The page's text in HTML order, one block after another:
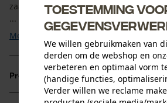
zaagsnede en de eenvoud in gebruik.
...
Meer tonen
Productvoordelen
Toestemming
We willen gebruikmaken van
derden om de webshop en
verbeteren en optimaal vorm
(handige functies,
Verder willen we reclame